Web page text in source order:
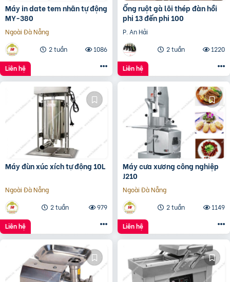
Máy in date tem nhãn tự động
MY-380
Ngoài Đà Nẵng
2 tuần
1086
Liên hệ
Ống ruột gà lõi thép đàn hồi
phi 13 đến phi 100
P. An Hải
2 tuần
1220
Liên hệ
Máy đùn xúc xích tự động 10L
Ngoài Đà Nẵng
2 tuần
979
Liên hệ
Máy cưa xương công nghiệp
J210
Ngoài Đà Nẵng
2 tuần
1149
Liên hệ